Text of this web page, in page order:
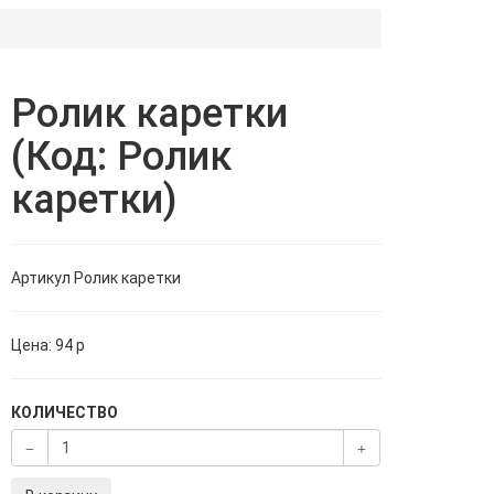
Ролик каретки
(Код: Ролик
каретки)
Артикул Ролик каретки
Цена: 94 p
КОЛИЧЕСТВО